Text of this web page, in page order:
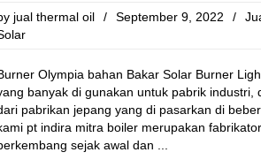
jual thermal oil / September 9, 2022 /
Olympia bahan Bakar Solar Burner
banyak di gunakan untuk pabrik
pabrikan jepang yang di pasarkan di
pt indira mitra boiler merupakan
sejak awal dan ...